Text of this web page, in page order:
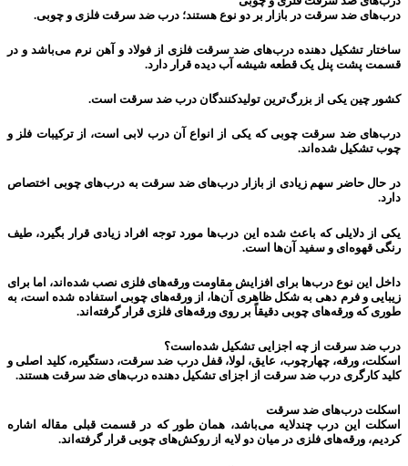
درب‌های ضد سرقت در بازار بر دو نوع هستند؛ درب ضد سرقت فلزی و چوبی.
ساختار تشکیل دهنده درب‌های ضد سرقت فلزی از فولاد و آهن نرم می‌باشد و در
قسمت پشت پنل یک قطعه شیشه آب دیده قرار دارد.
کشور چین یکی از بزرگ‌ترین تولیدکنندگان درب ضد سرقت است.
درب‌های ضد سرقت چوبی که یکی از انواع آن درب لابی است، از ترکیبات فلز و
چوب تشکیل شده‌اند.
در حال حاضر سهم زیادی از بازار درب‌های ضد سرقت به درب‌های چوبی اختصاص
دارد.
یکی از دلایلی که باعث شده این درب‌ها مورد توجه افراد زیادی قرار بگیرد، طیف
رنگی قهوه‌ای و سفید آن‌ها است.
داخل این نوع درب‌ها برای افزایش مقاومت ورقه‌های فلزی نصب شده‌اند، اما برای
زیبایی و فرم دهی به شکل ظاهری آن‌ها، از ورقه‌های چوبی استفاده شده است، به
طوری که ورقه‌های چوبی دقیقاً بر روی ورقه‌های فلزی قرار گرفته‌اند.
درب ضد سرقت از چه اجزایی تشکیل شده‌است؟
اسکلت، ورقه، چهارچوب، عایق، لولا، قفل درب ضد سرقت، دستگیره، کلید اصلی و
کلید کارگری درب ضد سرقت از اجزای تشکیل دهنده درب‌های ضد سرقت هستند.
اسکلت درب‌های ضد سرقت
اسکلت این درب چندلایه می‌باشد، همان طور که در قسمت قبلی مقاله اشاره
کردیم، ورقه‌های فلزی در میان دو لایه از روکش‌های چوبی قرار گرفته‌اند.